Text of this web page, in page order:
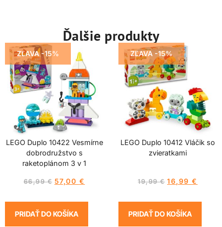
Ďalšie produkty
ZĽAVA -15%
LEGO Duplo 10422 Vesmírne
dobrodružstvo s
raketoplánom 3 v 1
66,99€ 57,00 €
PRIDAŤ DO KOŠÍKA
ZĽAVA -15%
LEGO Duplo 10412 Vláčik so
zvieratkami
19,99€ 16,99€
PRIDAŤ DO KOŠÍKA